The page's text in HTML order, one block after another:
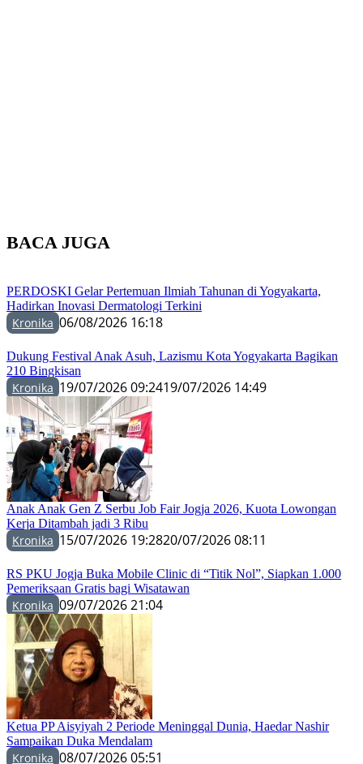
BACA JUGA
PERDOSKI Gelar Pertemuan Ilmiah Tahunan di Yogyakarta,
Hadirkan Inovasi Dermatologi Terkini
Kronika 06/08/2026 16:18
Dukung Festival Anak Asuh, Lazismu Kota Yogyakarta Bagikan
210 Bingkisan
Kronika 19/07/2026 09:2419/07/2026 14:49
Anak Anak Gen Z Serbu Job Fair Jogja 2026, Kuota Lowongan
Kerja Ditambah jadi 3 Ribu
Kronika 15/07/2026 19:2820/07/2026 08:11
RS PKU Jogja Buka Mobile Clinic di “Titik Nol”, Siapkan 1.000
Pemeriksaan Gratis bagi Wisatawan
Kronika 09/07/2026 21:04
Ketua PP Aisyiyah 2 Periode Meninggal Dunia, Haedar Nashir
Sampaikan Duka Mendalam
Kronika 08/07/2026 05:51